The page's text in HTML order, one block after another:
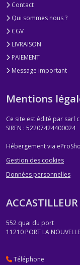
Contact
Qui sommes nous ?
CGV
LIVRAISON
PAIEMENT
Message important
Mentions
Ce site est édité par sarl
SIREN : 52207424400024
Hébergement via
Gestion des cookies
Données personnelles
ACCASTILLEUR
552 quai du port
11210 PORT LA NOUVELLE
Téléphone